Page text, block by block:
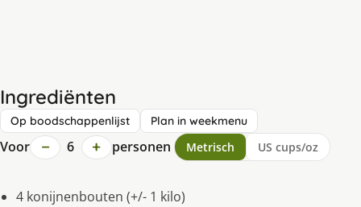
Ingrediënten
Op boodschappenlijst Plan in weekmenu
Voor − 6 + personen Metrisch US cups/oz
4 konĳnenbouten (+/- 1 kilo)